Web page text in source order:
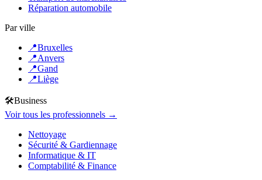
Réparation automobile
Par ville
📍Bruxelles
📍Anvers
📍Gand
📍Liège
🛠️Business
Voir tous les professionnels →
Nettoyage
Sécurité & Gardiennage
Informatique & IT
Comptabilité & Finance